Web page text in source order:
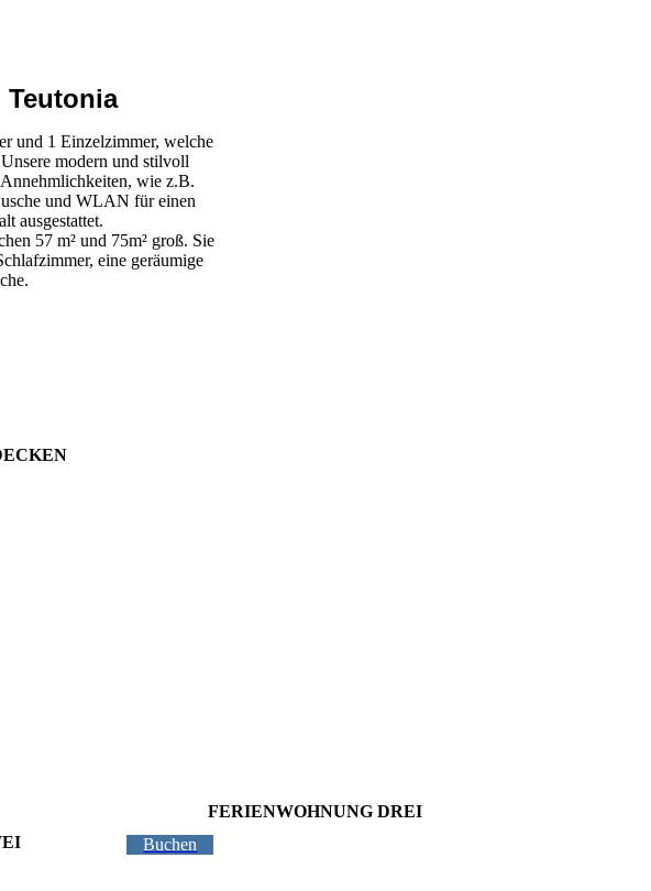
und 1 Einzelzimmer, welche
modern und stilvoll
wie z.B.
und WLAN für einen
ausgestattet.
57 m² und 75m² groß. Sie
eine geräumige
FERIENWOHNUNG DREI
Buchen